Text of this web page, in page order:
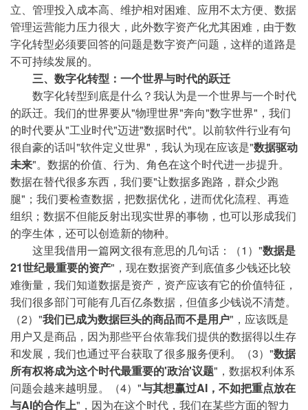
立、管理投入成本高、维护相对困难、应用不太方便、数据
管理运营能力压力很大，此外数字资产化尤其困难，由于数
字化转型必须要回答的问题是数字资产问题，这样的道路是
不可持续发展的。
三、数字化转型：一个世界与时代的跃迁
数字化转型到底是什么？我认为是一个世界与一个时代
的跃迁。我们的世界要从"物理世界"奔向"数字世界"，我们
的时代要从"工业时代"迈进"数据时代"。以前软件行业有句
很自豪的话叫"软件定义世界"，我认为现在应该是"数据驱动
未来"。数据的价值、行为、角色在这个时代进一步提升。
数据在替代很多东西，我们要"让数据多跑路，群众少跑
腿"；我们要检查数据，把数据优化，进而优化流程、再造
组织；数据不但能反射出现实世界的事物，也可以形成我们
的孪生体，还可以创造新的物种。
这里我借用一篇网文很有意思的几句话：（1）"数据是
21世纪最重要的资产"，现在数据资产到底值多少钱还比较
难衡量，我们知道数据是资产，资产应该有它的价值特征，
我们很多部门可能有几百亿条数据，但值多少钱说不清楚。
（2）"我们已成为数据巨头的商品而不是用户"，应该既是
用户又是商品，因为那些平台依靠我们提供的数据得以生存
和发展，我们也通过平台获取了很多服务便利。（3）"数据
所有权将成为这个时代最重要的'政治'议题"，数据权利体系
问题会越来越明显。（4）"与其想赢过AI，不如把重点放在
与AI的合作上"，因为在这个时代，我们在某些方面的智力